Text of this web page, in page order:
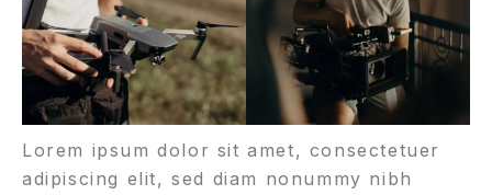
Lorem ipsum dolor sit amet, consectetuer
adipiscing elit, sed diam nonummy nibh